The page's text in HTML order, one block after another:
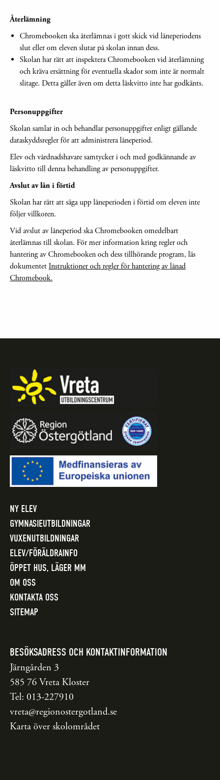
Återlämning
Chromebooken ska återlämnas i gott skick vid låneperiodens
slut eller om eleven slutar på skolan innan dess.
Skolan har rätt att inspektera Chromebooken vid återlämning
och kräva ersättning för eventuella skador som inte är normalt
slitage. Detta gäller även om detta läskvitto inte har godkänts.
Personuppgifter
Skolan samlar in och behandlar personuppgifter enligt gällande
dataskyddsregler för att administrera låneperiod.
Elev och vårdnadshavare samtycker i och med godkännande av
läskvitto till denna behandling av personuppgifter.
Avslut av lån i förtid
Skolan har rätt att säga upp låneperioden i förtid om eleven inte
följer villkoren.
Vid avslut av låneperiod ska Chromebooken omedelbart
återlämnas till skolan. För mer information kring regler och
hantering av Chromebooken och dess tillhörande program, läs
dokumentetInstruktioner och regler för hantering av lånad
Chromebook.
NY ELEV
GYMNASIEUTBILDNINGAR
VUXENUTBILDNINGAR
ELEV/FÖRÄLDRAINFO
ÖPPET HUS, LÄGER MM
OM OSS
KONTAKTA OSS
SITEMAP
BESÖKSADRESS OCH KONTAKTINFORMATION
Järngården 3
585 76 Vreta Kloster
Tel: 013-227910
vreta@regionostergotland.se
Karta över skolområdet